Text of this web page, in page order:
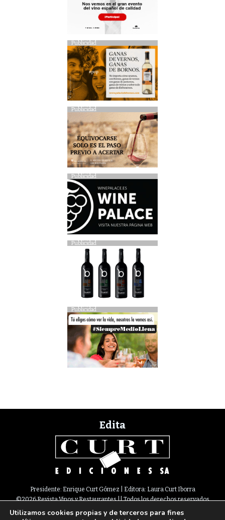
Publicidad
Publicidad
Publicidad
Publicidad
Publicidad
Edita
Presidente: Enrique Curt Gómez | Editora: Laura Curt Iborra
©2026 Revista Vinos y Restaurantes || Todos los derechos reservados
Newsletter Nota legal Política de Cookies Suscripción
Utilizamos cookies propias y de terceros para fines